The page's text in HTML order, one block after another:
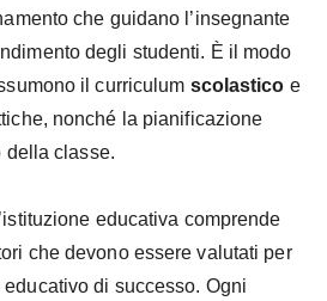
che guidano l’insegnante
degli studenti. È il modo
il curriculum scolastico e
nonché la pianificazione
della classe.
educativa comprende
che devono essere valutati per
di successo. Ogni